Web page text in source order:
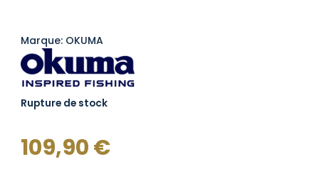
Marque: OKUMA
Rupture de stock
109,90€